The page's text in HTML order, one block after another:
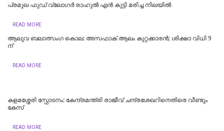
പ്രമുഖ ഫുഡ് വ്ലോഗര്‍ രാഹുൽ എൻ കുട്ടി മരിച്ച നിലയിൽ
READ MORE
ആലുവ ബലാത്സംഗ കൊല: അസഫാക് ആലം കുറ്റക്കാരൻ; ശിക്ഷാ വിധി 9
ന്
READ MORE
കളമശ്ശേരി സ്ഫോടനം: കേന്ദ്രമന്ത്രി രാജീവ് ചന്ദ്രശേഖറിനെതിരെ വീണ്ടും
കേസ്
READ MORE